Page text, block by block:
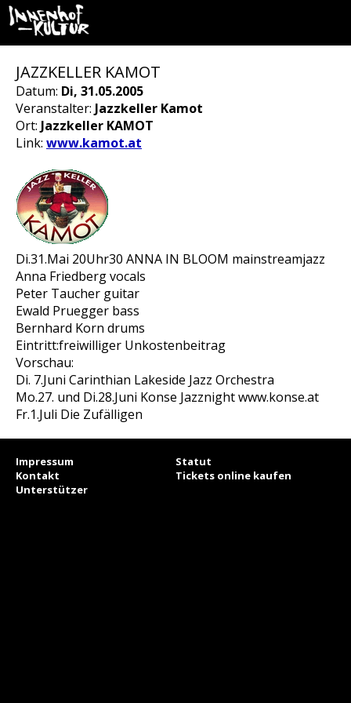
JAZZKELLER KAMOT
Datum: Di, 31.05.2005
Veranstalter: Jazzkeller Kamot
Ort: Jazzkeller KAMOT
Link: www.kamot.at
Di.31.Mai 20Uhr30 ANNA IN BLOOM mainstreamjazz
Anna Friedberg vocals
Peter Taucher guitar
Ewald Pruegger bass
Bernhard Korn drums
Eintritt:freiwilliger Unkostenbeitrag
Vorschau:
Di. 7.Juni Carinthian Lakeside Jazz Orchestra
Mo.27. und Di.28.Juni Konse Jazznight www.konse.at
Fr.1.Juli Die Zufälligen
Impressum
Statut
Kontakt
Tickets online kaufen
Unterstützer